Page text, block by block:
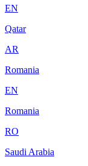
EN
Qatar
AR
Romania
EN
Romania
RO
Saudi Arabia